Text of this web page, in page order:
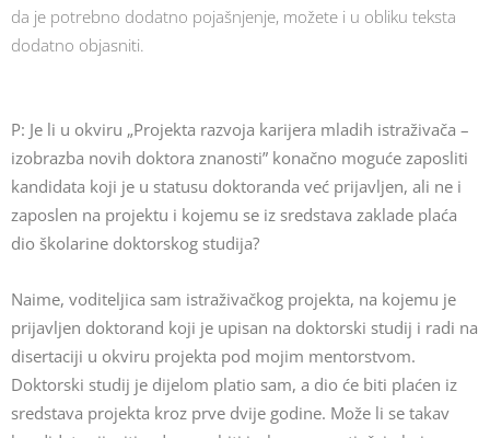
da je potrebno dodatno pojašnjenje, možete i u obliku teksta
dodatno objasniti.
P: Je li u okviru „Projekta razvoja karijera mladih istraživača –
izobrazba novih doktora znanosti” konačno moguće zaposliti
kandidata koji je u statusu doktoranda već prijavljen, ali ne i
zaposlen na projektu i kojemu se iz sredstava zaklade plaća
dio školarine doktorskog studija?
Naime, voditeljica sam istraživačkog projekta, na kojemu je
prijavljen doktorand koji je upisan na doktorski studij i radi na
disertaciji u okviru projekta pod mojim mentorstvom.
Doktorski studij je dijelom platio sam, a dio će biti plaćen iz
sredstava projekta kroz prve dvije godine. Može li se takav